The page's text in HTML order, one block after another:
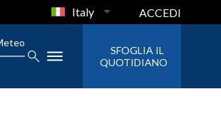
Italy ACCEDI
SFOGLIA IL
QUOTIDIANO